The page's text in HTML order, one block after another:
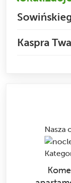
Kaspra
Nasza